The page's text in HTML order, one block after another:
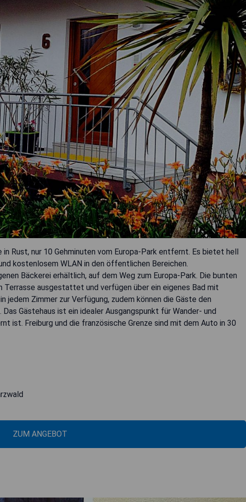
in Rust, nur 10 Gehminuten vom Europa-Park entfernt. Es bietet hell
kostenlosem WLAN in den öffentlichen Bereichen.
Bäckerei erhältlich, auf dem Weg zum Europa-Park. Die bunten
ausgestattet und verfügen über ein eigenes Bad mit
jedem Zimmer zur Verfügung, zudem können die Gäste den
Gästehaus ist ein idealer Ausgangspunkt für Wander- und
ist. Freiburg und die französische Grenze sind mit dem Auto in 30
ZUM ANGEBOT